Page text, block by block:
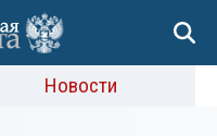
Новости